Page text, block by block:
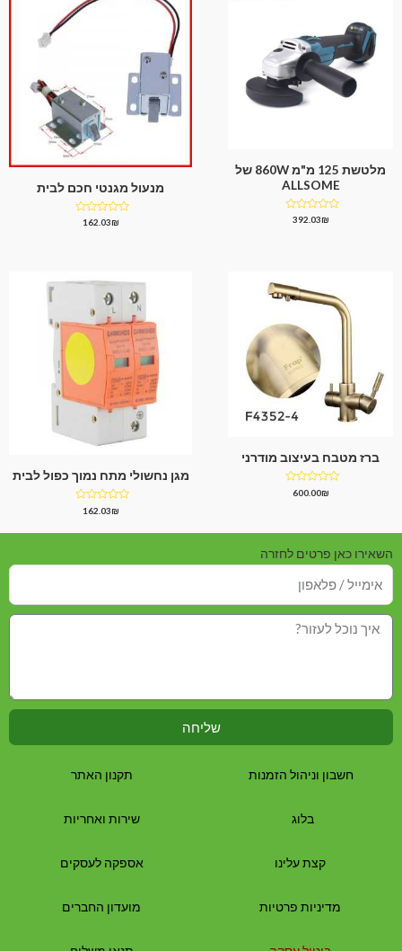
מלטשת 125 מ"מ 860W של
ALLSOME
דורג392.03₪
מנעול מגנטי חכם לבית
דורג162.03₪
ברז מטבח בעיצוב מודרני
דורג600.00₪
מגן נחשולי מתח נמוך כפול לבית
דורג162.03₪
השאירו כאן פרטים לחזרה
שליחה
חשבון וניהול הזמנות
בלוג
קצת עלינו
מדיניות פרטיות
תקנון האתר
שירות ואחריות
אספקה לעסקים
מועדון החברים